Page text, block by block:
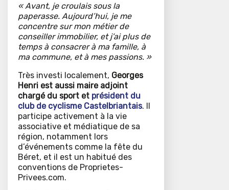
« Avant, je croulais sous la
paperasse. Aujourd’hui, je me
concentre sur mon métier de
conseiller immobilier, et j’ai plus de
temps à consacrer à ma famille, à
ma commune, et à mes passions. »
Très investi localement, Georges
Henri est aussi maire adjoint
chargé du sport et président du
club de cyclisme Castelbriantais. Il
participe activement à la vie
associative et médiatique de sa
région, notamment lors
d’événements comme la fête du
Béret, et il est un habitué des
conventions de Proprietes-
Privees.com.